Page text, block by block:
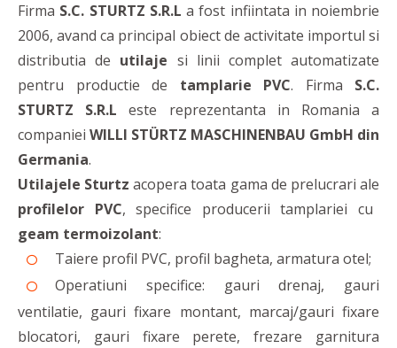
Firma S.C. STURTZ S.R.L a fost infiintata in noiembrie
2006, avand ca principal obiect de activitate importul si
distributia de utilaje si linii complet automatizate
pentru productie de tamplarie PVC. Firma S.C.
STURTZ S.R.Leste reprezentanta in Romania a
companiei WILLI STÜRTZ MASCHINENBAU GmbH din
Germania.
Utilajele Sturtz acopera toata gama de prelucrari ale
profilelor PVC, specifice producerii tamplariei cu
geam termoizolant:
Taiere profil PVC, profil bagheta, armatura otel;
Operatiuni specifice: gauri drenaj, gauri
ventilatie, gauri fixare montant, marcaj/gauri fixare
blocatori, gauri fixare perete, frezare garnitura